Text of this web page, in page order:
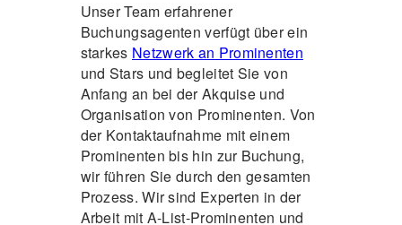
Unser Team erfahrener
Buchungsagenten verfügt über ein
starkes Netzwerk an Prominenten
und Stars und begleitet Sie von
Anfang an bei der Akquise und
Organisation von Prominenten. Von
der Kontaktaufnahme mit einem
Prominenten bis hin zur Buchung,
wir führen Sie durch den gesamten
Prozess. Wir sind Experten in der
Arbeit mit A-List-Prominenten und